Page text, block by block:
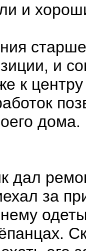
и
и
к
дал
за